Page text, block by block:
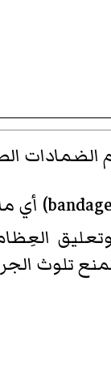
bandage)‏ أي
تلوث